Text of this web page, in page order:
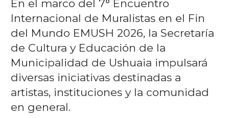
En el marco del 7° Encuentro
Internacional de Muralistas en el Fin
del Mundo EMUSH 2026, la Secretaría
de Cultura y Educación de la
Municipalidad de Ushuaia impulsará
diversas iniciativas destinadas a
artistas, instituciones y la comunidad
en general.